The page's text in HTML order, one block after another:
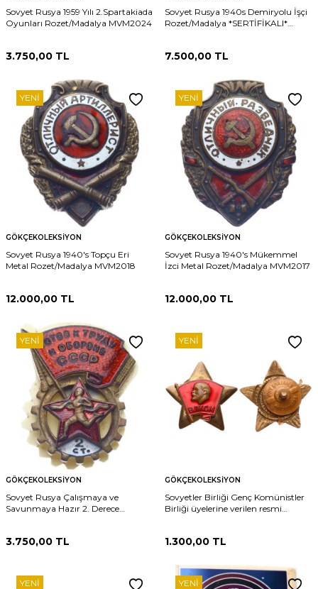
Sovyet Rusya 1959 Yılı 2.Spartakiada
Oyunları Rozet/Madalya MVM2024
3.750,00 TL
Sovyet Rusya 1940s Demiryolu İşçi
Rozet/Madalya *SERTİFİKALI*
7.500,00 TL
YENI
GÖKÇEKOLEKSIYON
Sovyet Rusya 1940's Topçu Eri
Metal Rozet/Madalya MVM2018
12.000,00 TL
YENI
GÖKÇEKOLEKSIYON
Sovyet Rusya 1940's Mükemmel
İzci Metal Rozet/Madalya MVM2017
12.000,00 TL
YENI
GÖKÇEKOLEKSIYON
Sovyet Rusya Çalışmaya ve
Savunmaya Hazır 2. Derece
3.750,00 TL
YENI
GÖKÇEKOLEKSIYON
Sovyetler Birliği Genç Komünistler
Birliği üyelerine verilen resmi
1.300,00 TL
YENI YENI